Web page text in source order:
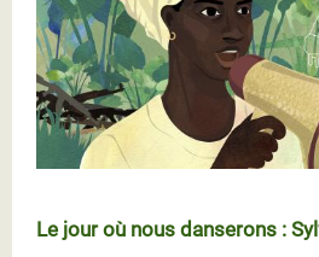
Le jour où nous danserons :